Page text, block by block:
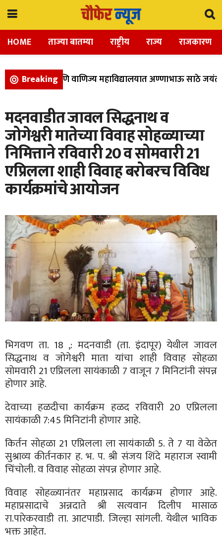
HOME ताज्या बातम्या राष्ट्रीय राज्य राजकारण
Breaking
विज्ञान, आणि वाणिज्य महाविद्यालयात अण्णाभाऊ साठे जयंती
मदनवाडीत जावल सिद्धनाथ व
जोगेश्वरी मातेच्या विवाह सोहळ्याच्या
निमित्ताने रविवारी 20 व सोमवारी 21
एप्रिलला शाही विवाह बरोबरच विविध
कार्यक्रमांचे आयोजन
भिगवण ता. 18 ,: मदनवाडी (ता. इंदापूर) येथील जावल
सिद्धनाथ व जोगेश्वरी माता यांचा शाही विवाह सोहळा
सोमवारी 21 एप्रिलला सायंकाळी 7 वाजून 7 मिनिटांनी संपन्न
होणार आहे.
देवाच्या हळदीचा कार्यक्रम हळद रविवारी 20 एप्रिलला
सायंकाळी 7:45 मिनिटांनी होणार आहे.
किर्तन सोहळा 21 एप्रिलला ला सायंकाळी 5. ते 7 या वेळेत
सुश्राव्य कीर्तनकार ह. भ. प. श्री संजय शिंदे महाराज स्वामी
चिंचोली. व विवाह सोहळा संपन्न होणार आहे.
विवाह सोहळ्यानंतर महाप्रसाद कार्यक्रम होणार आहे.
महाप्रसादाचे अन्नदाते श्री सत्यवान दिलीप मासाळ
रा.पारेकरवाडी ता. आटपाडी. जिल्हा सांगली. येथील भाविक
भक्त आहेत.